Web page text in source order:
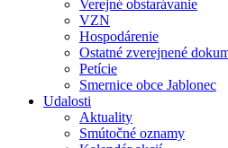
Verejné obstarávanie
VZN
Hospodárenie
Ostatné zverejnené
Petície
Smernice obce Jablonec
Udalosti
Aktuality
Smútočné oznamy